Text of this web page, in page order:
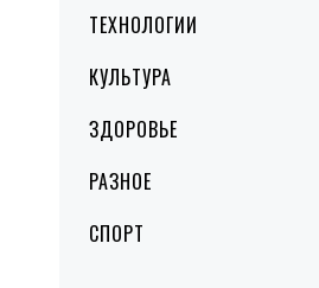
ТЕХНОЛОГИИ
КУЛЬТУРА
ЗДОРОВЬЕ
РАЗНОЕ
СПОРТ